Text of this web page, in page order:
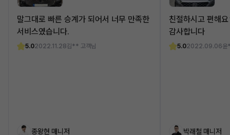
말그대로 빠른 승계가 되어서 너무 만족한
서비스였습니다.
5.02022.11.28김** 고객님
종왕현 매니저
친절하시고 편해
감사합니다
5.02022.09.06윤
박래철 매니저